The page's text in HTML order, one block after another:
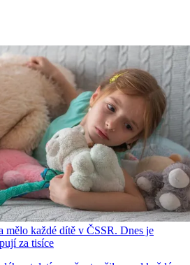
mělo každé dítě v ČSSR. Dnes je
za tisíce